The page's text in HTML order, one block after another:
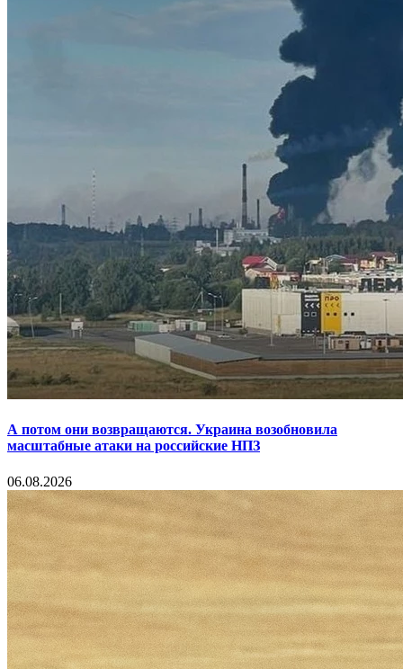
А потом они возвращаются. Украина возобновила
масштабные атаки на российские НПЗ
06.08.2026